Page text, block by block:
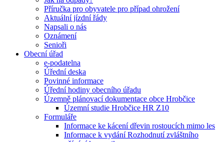
Příručka pro obyvatele pro případ ohrožení
Aktuální jízdní řády
Napsali o nás
Oznámení
Senioři
Obecní úřad
e-podatelna
Úřední deska
Povinné informace
Úřední hodiny obecního úřadu
Územně plánovací dokumentace obce Hrobčice
Územní studie Hrobčice HR Z10
Formuláře
Informace ke kácení dřevin rostoucích mimo les
Informace k vydání Rozhodnutí zvláštního